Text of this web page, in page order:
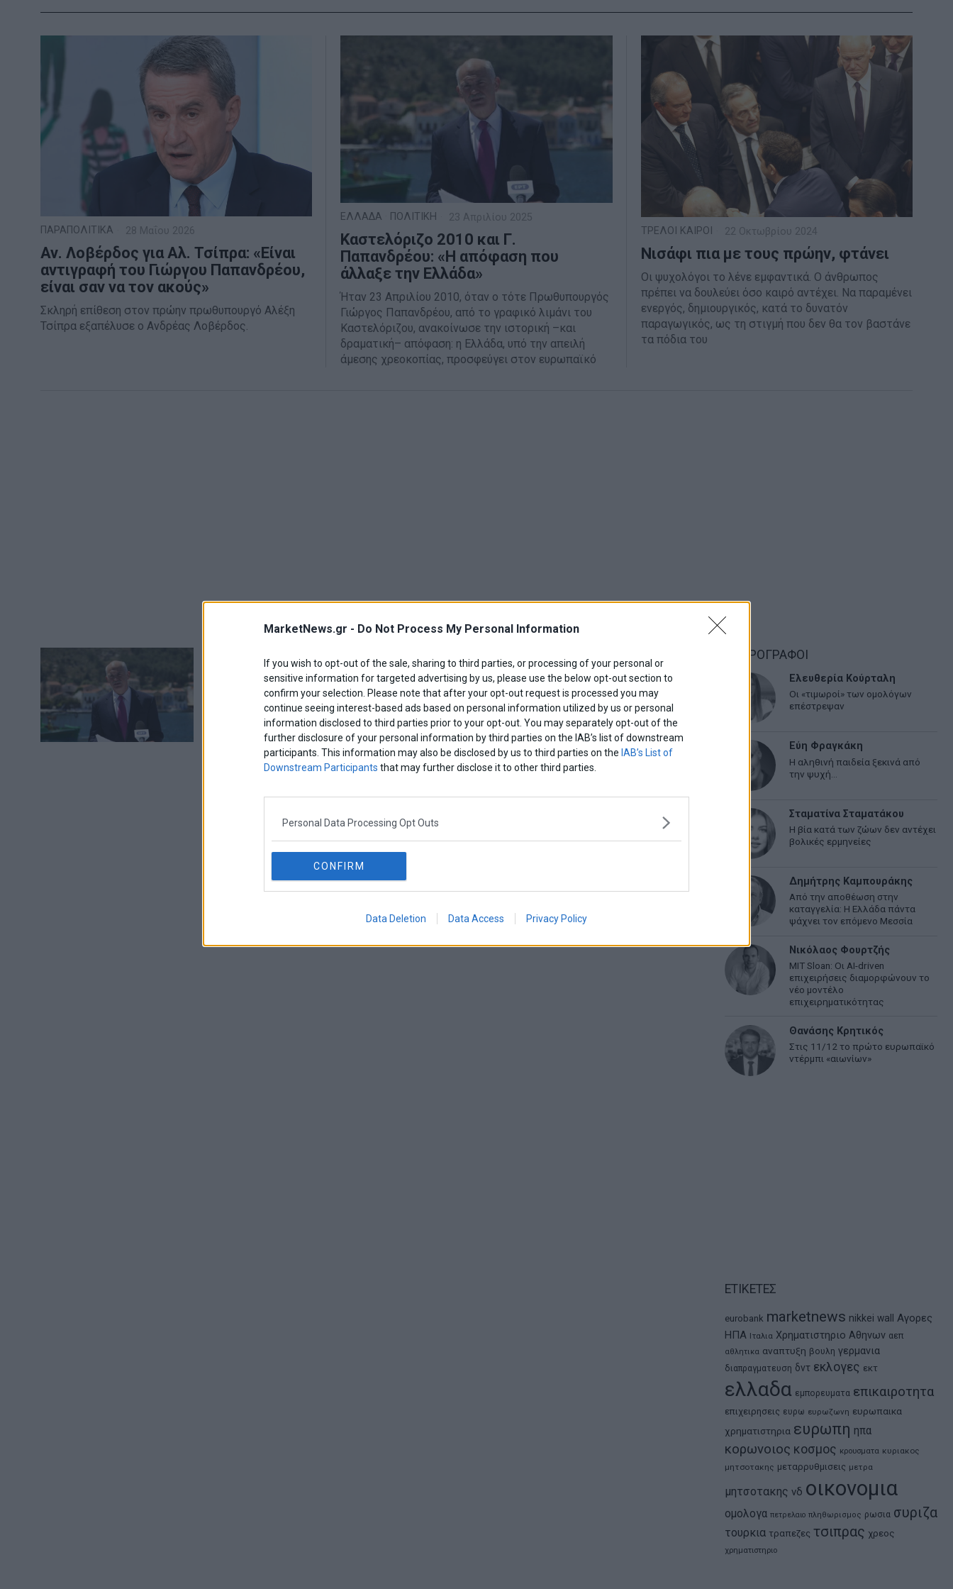
MarketNews.gr - Do Not Process My Personal Information
If you wish to opt-out of the sale, sharing to third parties, or processing of your personal or
sensitive information for targeted advertising by us, please use the below opt-out section to
confirm your selection. Please note that after your opt-out request is processed you may
continue seeing interest-based ads based on personal information utilized by us or personal
information disclosed to third parties prior to your opt-out. You may separately opt-out of the
further disclosure of your personal information by third parties on the IAB’s list of downstream
participants. This information may also be disclosed by us to third parties on the IAB’s List of
Downstream Participants that may further disclose it to other third parties.
Personal Data Processing Opt Outs
CONFIRM
Data Deletion Data Access Privacy Policy
ΠΑΡΑΠΟΛΙΤΙΚΑ 28 Μαΐου 2026
Αν. Λοβέρδος για Αλ. Τσίπρα: «Είναι
αντιγραφή του Γιώργου Παπανδρέου,
είναι σαν να τον ακούς»
Σκληρή επίθεση στον πρώην πρωθυπουργό Αλέξη
Τσίπρα εξαπέλυσε ο Ανδρέας Λοβέρδος.
ΕΛΛΑΔΑ ΠΟΛΙΤΙΚΗ 23 Απριλίου 2025
Καστελόριζο 2010 και Γ.
Παπανδρέου: «Η απόφαση που
άλλαξε την Ελλάδα»
Ήταν 23 Απριλίου 2010, όταν ο τότε Πρωθυπουργός
Γιώργος Παπανδρέου, από το γραφικό λιμάνι του
Καστελόριζου, ανακοίνωσε την ιστορική –και
δραματική– απόφαση: η Ελλάδα, υπό την απειλή
άμεσης χρεοκοπίας, προσφεύγει στον ευρωπαϊκό
ΤΡΕΛΟΙ ΚΑΙΡΟΙ 22 Οκτωβρίου 2024
Νισάφι πια με τους πρώην, φτάνει
Οι ψυχολόγοι το λένε εμφαντικά. Ο άνθρωπος
πρέπει να δουλεύει όσο καιρό αντέχει. Να παραμένει
ενεργός, δημιουργικός, κατά το δυνατόν
παραγωγικός, ως τη στιγμή που δεν θα τον βαστάνε
τα πόδια του
ΓΑΠ: “Η βία είναι αδικαιολόγηση και καταδικαστέα”
Τη βαθύτατη θλίψη του για τον θάνατο του Παύλου Φύσσα, του οποίου το αίμα εύχεται να είναι
το τελευταίο, εξέφρασε με δήλωση που έκανε, αργά χθες, ο πρώην πρωθυπ
19 Σεπτεμβρίου 2013 Ελλάδα Πολιτική
Προηγούμενο 1 2 3
ΑΡΘΡΟΓΡΑΦΟΙ
Ελευθερία Κούρταλη
Οι «τιμωροί» των ομολόγων
επέστρεψαν
Εύη Φραγκάκη
Η αληθινή παιδεία ξεκινά από
την ψυχή…
Σταματίνα Σταματάκου
Η βία κατά των ζώων δεν αντέχει
βολικές ερμηνείες
Δημήτρης Καμπουράκης
Από την αποθέωση στην
καταγγελία: Η Ελλάδα πάντα
ψάχνει τον επόμενο Μεσσία
Νικόλαος Φουρτζής
MIT Sloan: Οι AI-driven
επιχειρήσεις διαμορφώνουν το
νέο μοντέλο
επιχειρηματικότητας
Θανάσης Κρητικός
Στις 11/12 το πρώτο ευρωπαϊκό
ντέρμπι «αιωνίων»
ΕΤΙΚΕΤΕΣ
eurobank marketnews nikkei wall Αγορες
ΗΠΑ Ιταλια Χρηματιστηριο Αθηνων αεπ
αθλητικα αναπτυξη βουλη γερμανια
διαπραγματευση δντ εκλογες εκτ
ελλαδα εμπορευματα επικαιροτητα
επιχειρησεις ευρω ευρωζωνη ευρωπαικα
χρηματιστηρια ευρωπη ηπα
κορωνοιος κοσμος κρουσματα κυριακος
μητσοτακης μεταρρυθμισεις μετρα
μητσοτακης νδ οικονομια
ομολογα πετρελαιο πληθωρισμος ρωσια συριζα
τουρκια τραπεζες τσιπρας χρεος
χρηματιστηριο